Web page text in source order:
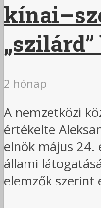
2 hónap
A nemzetközi
értékelte
elnök május 24.
állami
elemzők szerint